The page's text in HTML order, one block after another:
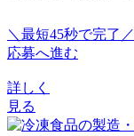
＼最短45秒で完了／
応募へ進む
詳しく
見る